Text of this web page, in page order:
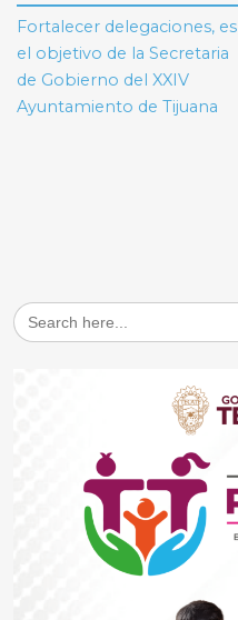
de
entradas
Fortalecer delegaciones, es
el objetivo de la Secretaria
de Gobierno del XXIV
Ayuntamiento de Tijuana
Search
for: